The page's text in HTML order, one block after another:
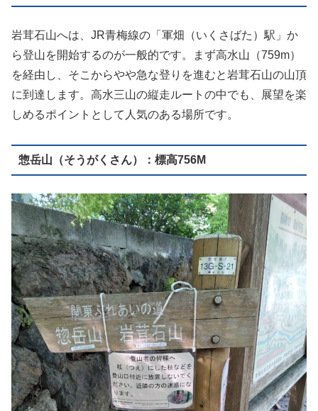
岩茸石山へは、JR青梅線の「軍畑（いくさばた）駅」か
ら登山を開始するのが一般的です。まず高水山（759m）
を経由し、そこからやや急な登りを進むと岩茸石山の山頂
に到達します。高水三山の縦走ルートの中でも、展望を楽
しめるポイントとして人気のある場所です。
惣岳山（そうがくさん）：標高756M